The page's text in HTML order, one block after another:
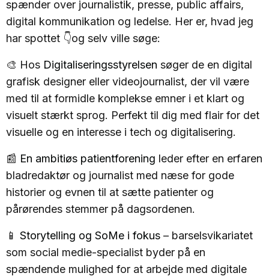
spænder over journalistik, presse, public affairs,
digital kommunikation og ledelse. Her er, hvad jeg
har spottet 👇og selv ville søge:
🎨 Hos Digitaliseringsstyrelsen søger de en digital
grafisk designer eller videojournalist, der vil være
med til at formidle komplekse emner i et klart og
visuelt stærkt sprog. Perfekt til dig med flair for det
visuelle og en interesse i tech og digitalisering.
📰 En ambitiøs patientforening leder efter en erfaren
bladredaktør og journalist med næse for gode
historier og evnen til at sætte patienter og
pårørendes stemmer på dagsordenen.
📱 Storytelling og SoMe i fokus – barselsvikariatet
som social medie-specialist byder på en
spændende mulighed for at arbejde med digitale